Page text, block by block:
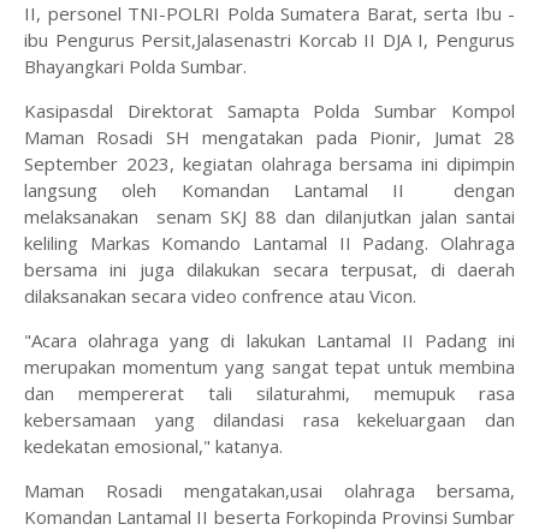
II, personel TNI-POLRI Polda Sumatera Barat, serta Ibu -
ibu Pengurus Persit,Jalasenastri Korcab II DJA I, Pengurus
Bhayangkari Polda Sumbar.
Kasipasdal Direktorat Samapta Polda Sumbar Kompol
Maman Rosadi SH mengatakan pada Pionir, Jumat 28
September 2023, kegiatan olahraga bersama ini dipimpin
langsung oleh Komandan Lantamal II dengan
melaksanakan senam SKJ 88 dan dilanjutkan jalan santai
keliling Markas Komando Lantamal II Padang. Olahraga
bersama ini juga dilakukan secara terpusat, di daerah
dilaksanakan secara video confrence atau Vicon.
"Acara olahraga yang di lakukan Lantamal II Padang ini
merupakan momentum yang sangat tepat untuk membina
dan mempererat tali silaturahmi, memupuk rasa
kebersamaan yang dilandasi rasa kekeluargaan dan
kedekatan emosional," katanya.
Maman Rosadi mengatakan,usai olahraga bersama,
Komandan Lantamal II beserta Forkopinda Provinsi Sumbar